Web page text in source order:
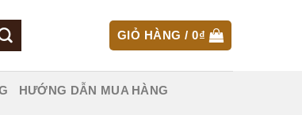
GIỎ HÀNG /0₫
HƯỚNG DẪN MUA HÀNG